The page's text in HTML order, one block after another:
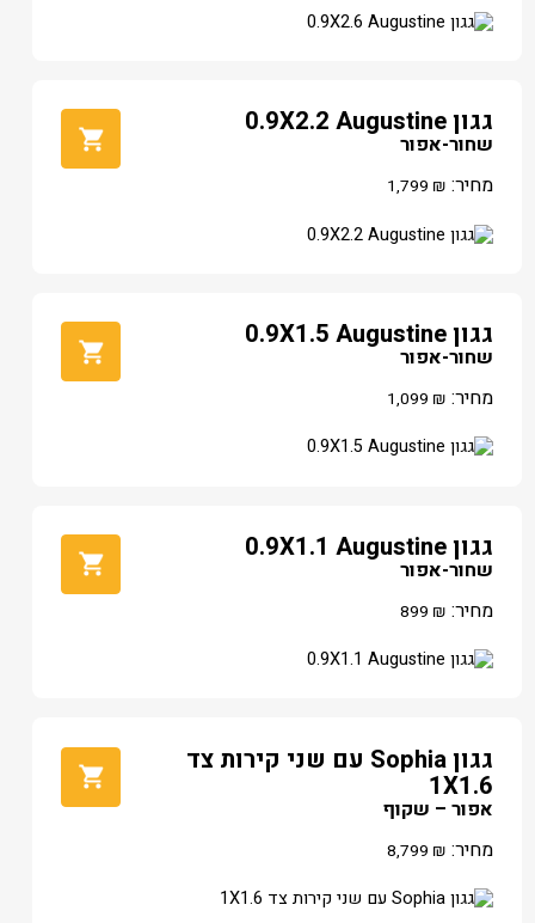
גגון 0.9X2.2 Augustine
שחור-אפור
מחיר:
1,799 ₪
גגון 0.9X1.5 Augustine
שחור-אפור
מחיר:
1,099 ₪
גגון 0.9X1.1 Augustine
שחור-אפור
מחיר:
899 ₪
גגון Sophia עם שני קירות צד
1X1.6
אפור – שקוף
מחיר:
8,799 ₪